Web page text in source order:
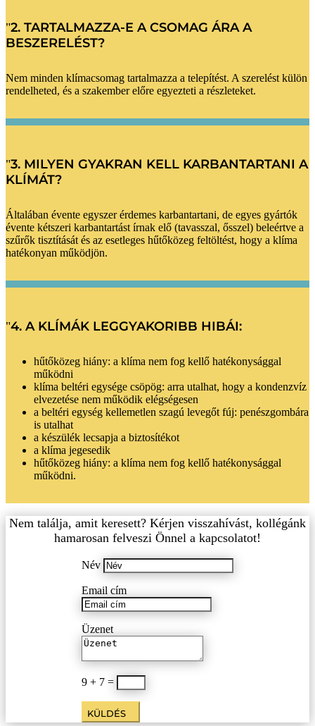
2. TARTALMAZZA-E A CSOMAG ÁRA A
BESZERELÉST?
Nem minden klímacsomag tartalmazza a telepítést. A szerelést külön
rendelheted, és a szakember előre egyezteti a részleteket.
3. MILYEN GYAKRAN KELL KARBANTARTANI A
KLÍMÁT?
Általában évente egyszer érdemes karbantartani, de egyes gyártók
évente kétszeri karbantartást írnak elő (tavasszal, ősszel) beleértve a
szűrők tisztítását és az esetleges hűtőközeg feltöltést, hogy a klíma
hatékonyan működjön.
4. A KLÍMÁK LEGGYAKORIBB HIBÁI:
hűtőközeg hiány: a klíma nem fog kellő hatékonysággal
működni
klíma beltéri egysége csöpög: arra utalhat, hogy a kondenzvíz
elvezetése nem működik elégségesen
a beltéri egység kellemetlen szagú levegőt fúj: penészgombára
is utalhat
a készülék lecsapja a biztosítékot
a klíma jegesedik
hűtőközeg hiány: a klíma nem fog kellő hatékonysággal
működni.
Nem találja, amit keresett? Kérjen visszahívást, kollégánk
hamarosan felveszi Önnel a kapcsolatot!
Név
Email cím
Üzenet
9 + 7 =
KÜLDÉS